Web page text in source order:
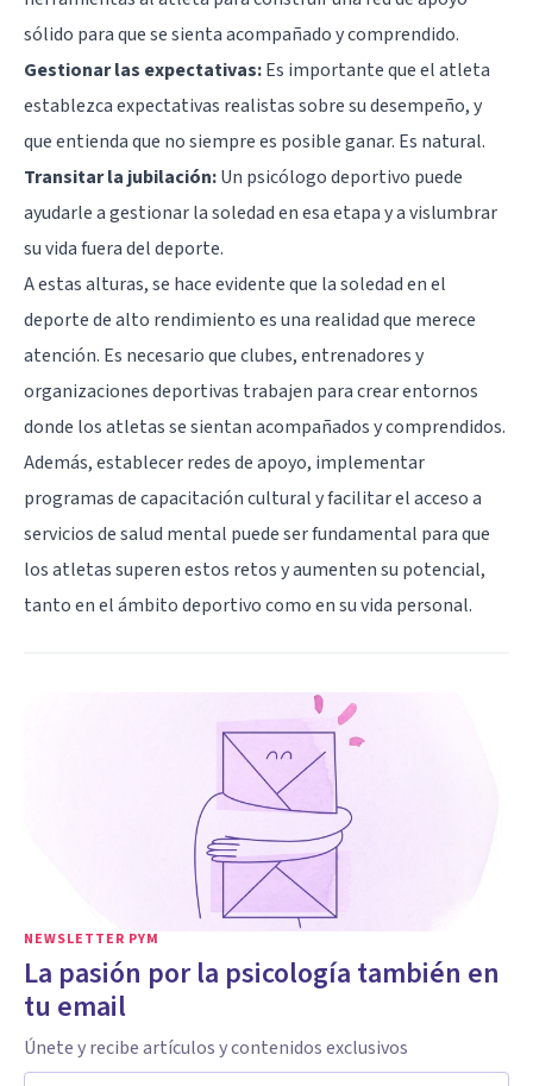
sólido para que se sienta acompañado y comprendido.
Gestionar las expectativas:Es importante que el atleta
establezca expectativas realistas sobre su desempeño, y
que entienda que no siempre es posible ganar. Es natural.
Transitar la jubilación:Un psicólogo deportivo puede
ayudarle a gestionar la soledad en esa etapa y a vislumbrar
su vida fuera del deporte.
A estas alturas, se hace evidente que la soledad en el
deporte de alto rendimiento es una realidad que merece
atención. Es necesario que clubes, entrenadores y
organizaciones deportivas trabajen para crear entornos
donde los atletas se sientan acompañados y comprendidos.
Además, establecer redes de apoyo, implementar
programas de capacitación cultural y facilitar el acceso a
servicios de salud mental puede ser fundamental para que
los atletas superen estos retos y aumenten su potencial,
tanto en el ámbito deportivo como en su vida personal.
NEWSLETTER PYM
La pasión por la psicología también en
tu email
Únete y recibe artículos y contenidos exclusivos